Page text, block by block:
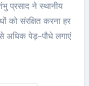
प्रसाद ने स्थानीय
को संरक्षित करना हर
अधिक पेड़-पौधे लगाएं